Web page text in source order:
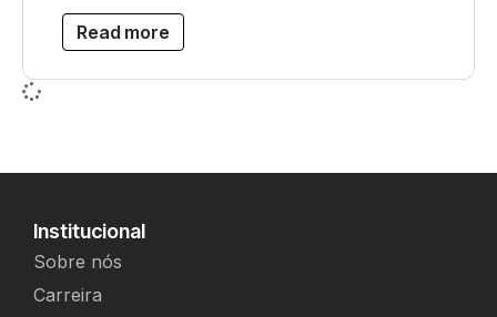
Read more
Institucional
Sobre nós
Carreira